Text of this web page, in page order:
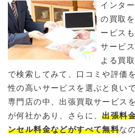
インタ
の買取
ービス
サービ
よる買
で検索してみて、口コミや評価
性の高いサービスを選ぶと良い
専門店の中、出張買取サービス
が何社かあり、さらに、出張料
ンセル料金などがすべて無料な